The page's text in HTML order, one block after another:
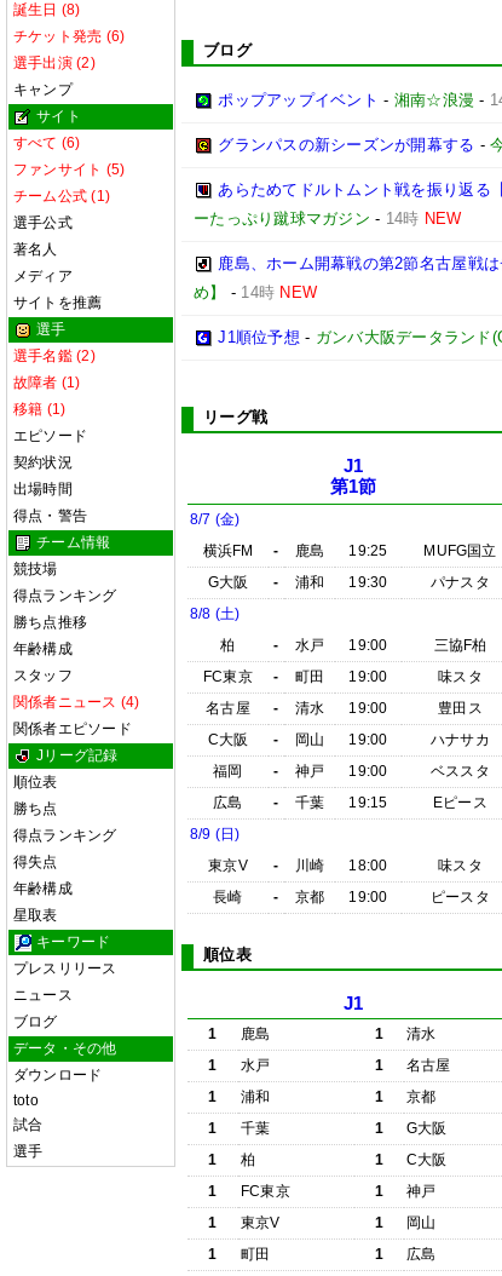
誕生日 (8)
チケット発売 (6)
選手出演 (2)
キャンプ
サイト
すべて (6)
ファンサイト (5)
チーム公式 (1)
選手公式
著名人
メディア
サイトを推薦
選手
選手名鑑 (2)
故障者 (1)
移籍 (1)
エピソード
契約状況
出場時間
得点・警告
チーム情報
競技場
得点ランキング
勝ち点推移
年齢構成
スタッフ
関係者ニュース (4)
関係者エピソード
Jリーグ記録
順位表
勝ち点
得点ランキング
得失点
年齢構成
星取表
キーワード
プレスリリース
ニュース
ブログ
データ・その他
ダウンロード
toto
試合
選手
ブログ
ポップアップイベント - 湘南☆浪漫 -
グランパスの新シーズンが開幕する -
あらためてドルトムント戦を振り返る
ーたっぷり蹴球マガジン - 14時 NEW
鹿島、ホーム開幕戦の第2節名古屋戦
め】
- 14時 NEW
J1順位予想 - ガンバ大阪データランド
リーグ戦
J1
第1節
8/7 (金)
横浜FM
- 鹿島 19:25
MUFG国立
G大阪
- 浦和 19:30
パナスタ
8/8 (土)
柏
- 水戸 19:00
三協F柏
FC東京
- 町田 19:00
味スタ
名古屋
- 清水 19:00
豊田ス
C大阪
- 岡山 19:00
ハナサカ
福岡
- 神戸 19:00
ベススタ
広島
- 千葉 19:15
Eピース
8/9 (日)
東京V
- 川崎 18:00
味スタ
長崎
- 京都 19:00 ピースタ
順位表
J1
1 鹿島 1
清水
1
水戸 1
名古屋
1
浦和 1
京都
1
千葉 1
G大阪
1
柏 1
C大阪
1
FC東京 1
神戸
1
東京V 1
岡山
1
町田 1
広島